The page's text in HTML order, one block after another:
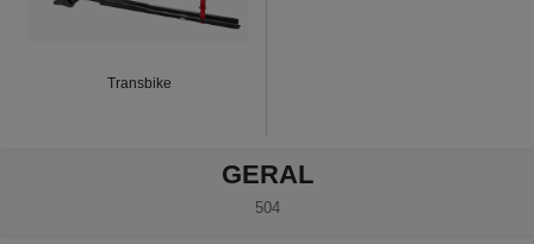
Transbike
GERAL
504